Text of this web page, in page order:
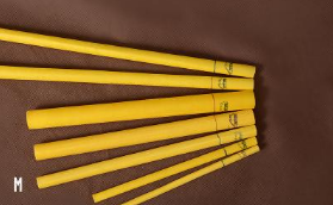
PŘIDAT DO KOŠÍKU /
RYCHLÝ
NÁHLED